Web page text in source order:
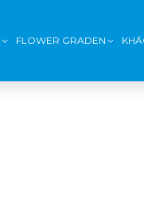
FLOWER GRADEN